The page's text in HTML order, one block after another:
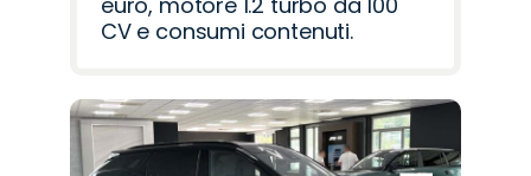
CV e consumi contenuti.